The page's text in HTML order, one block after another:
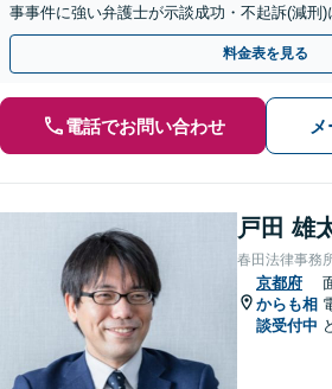
事事件に強い弁護士が示談成功・不起訴(減刑
トします。【加害者側の相談専門】
料金表を見る
電話でお問い合わせ
戸田 雄
春田法律事務
京都府
からも相
談受付中